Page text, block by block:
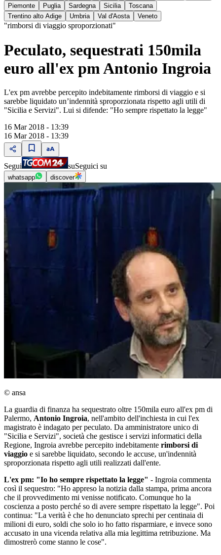
Piemonte
Puglia Sardegna Sicilia
Toscana
Trentino alto Adige
Umbria Val d'Aosta Veneto
"rimborsi di viaggio sproporzionati"
Peculato, sequestrati 150mila
euro all'ex pm Antonio Ingroia
L'ex pm avrebbe percepito indebitamente rimborsi di viaggio e si
sarebbe liquidato un’indennità sproporzionata rispetto agli utili di
"Sicilia e Servizi". Lui si difende: "Ho sempre rispettato la legge"
16 Mar 2018 - 13:39
16 Mar 2018 - 13:39
Segui suSeguici su
whatsapp discover
© ansa
La guardia di finanza ha sequestrato oltre 150mila euro all'ex pm di
Palermo, Antonio Ingroia, nell'ambito dell'inchiesta in cui l'ex
magistrato è indagato per peculato. Da amministratore unico di
"Sicilia e Servizi", società che gestisce i servizi informatici della
Regione, Ingroia avrebbe percepito indebitamente rimborsi di
viaggio e si sarebbe liquidato, secondo le accuse, un'indennità
sproporzionata rispetto agli utili realizzati dall'ente.
L'ex pm: "Io ho sempre rispettato la legge" - Ingroia commenta
così il sequestro: "Ho appreso la notizia dalla stampa, prima ancora
che il provvedimento mi venisse notificato. Comunque ho la
coscienza a posto perché so di avere sempre rispettato la legge". Poi
continua: "La verità è che ho denunciato sprechi per centinaia di
milioni di euro, soldi che solo io ho fatto risparmiare, e invece sono
accusato in una vicenda relativa alla mia legittima retribuzione. Ma
dimostrerò come stanno le cose".